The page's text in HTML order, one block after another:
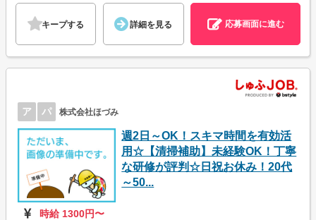
キープする 詳細を見る 応募画面に進む
ア パ 株式会社ほづみ
週2日～OK！スキマ時間を有効活
用☆【清掃補助】未経験OK！丁寧
な研修が評判☆日祝お休み！20代
～50...
時給 1300円〜